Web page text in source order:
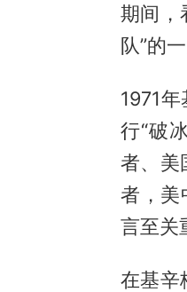
期间，
队”的
1971
行“破
者、美
者，美
言至关
在基辛